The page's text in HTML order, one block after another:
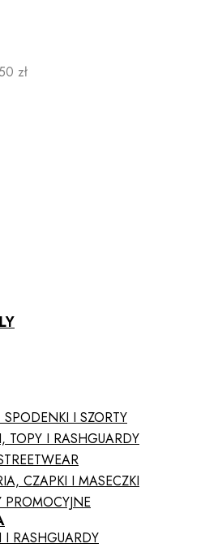
zł
SPODENKI I SZORTY
TOPY I RASHGUARDY
CZAPKI I MASECZKI
PROMOCYJNE
I RASHGUARDY